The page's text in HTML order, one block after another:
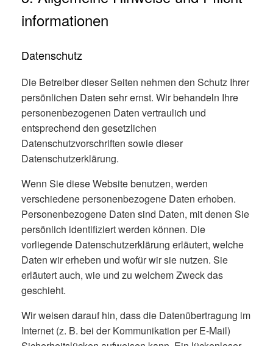
informationen
Datenschutz
Die Betreiber dieser Seiten nehmen den Schutz Ihrer
persönlichen Daten sehr ernst. Wir behandeln Ihre
personenbezogenen Daten vertraulich und
entsprechend den gesetzlichen
Datenschutzvorschriften sowie dieser
Datenschutzerklärung.
Wenn Sie diese Website benutzen, werden
verschiedene personenbezogene Daten erhoben.
Personenbezogene Daten sind Daten, mit denen Sie
persönlich identifiziert werden können. Die
vorliegende Datenschutzerklärung erläutert, welche
Daten wir erheben und wofür wir sie nutzen. Sie
erläutert auch, wie und zu welchem Zweck das
geschieht.
Wir weisen darauf hin, dass die Datenübertragung im
Internet (z. B. bei der Kommunikation per E-Mail)